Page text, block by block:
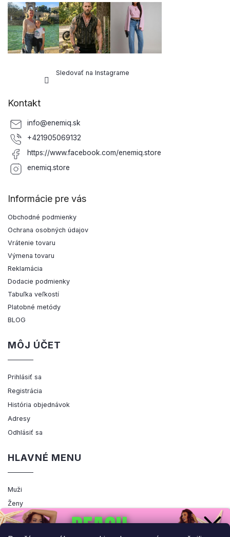
Sledovať na Instagrame
Kontakt
info@enemiq.sk
+421905069132
https://www.facebook.com/enemiq.store
enemiq.store
Informácie pre vás
Obchodné podmienky
Ochrana osobných údajov
Vrátenie tovaru
Výmena tovaru
Reklamácia
Dodacie podmienky
Tabuľka veľkostí
Platobné metódy
BLOG
MÔJ ÚČET
Prihlásiť sa
Registrácia
História objednávok
Adresy
Odhlásiť sa
HLAVNÉ MENU
Muži
Ženy
Výpredaj